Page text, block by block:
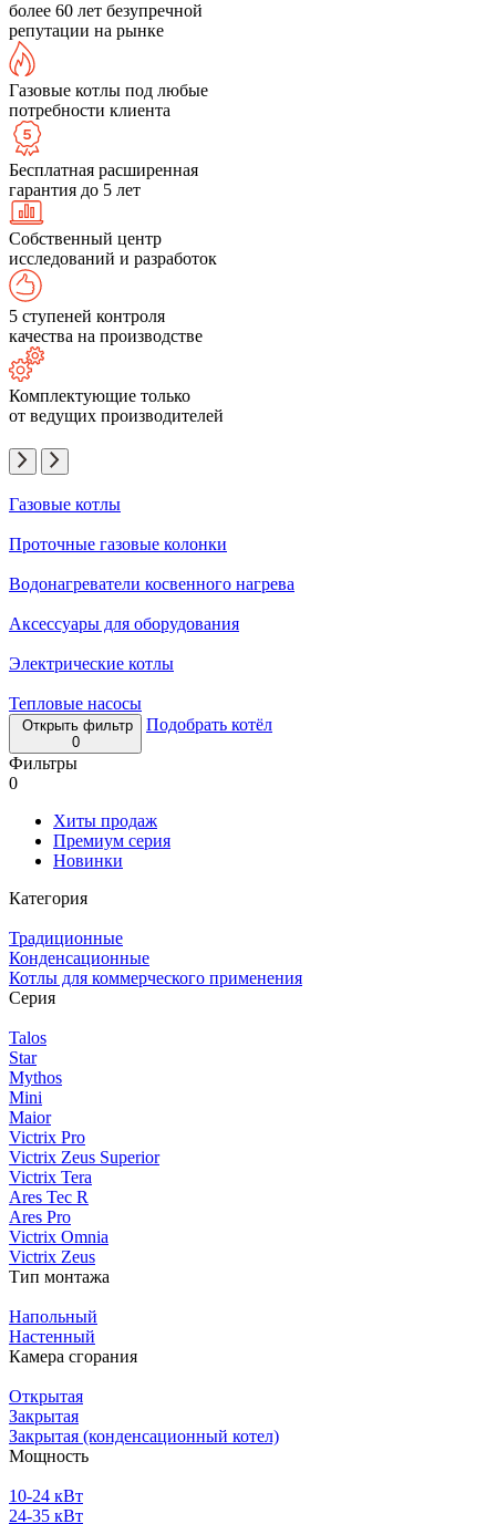
более 60 лет безупречной
репутации на рынке
Газовые котлы под любые
потребности клиента
Бесплатная расширенная
гарантия до 5 лет
Собственный центр
исследований и разработок
5 ступеней контроля
качества на производстве
Комплектующие только
от ведущих производителей
Газовые котлы
Проточные газовые колонки
Водонагреватели косвенного нагрева
Аксессуары для оборудования
Электрические котлы
Тепловые насосы
Открыть фильтр
0
Подобрать котёл
Фильтры
0
Хиты продаж
Премиум серия
Новинки
Категория
Традиционные
Конденсационные
Котлы для коммерческого применения
Серия
Talos
Star
Mythos
Mini
Maior
Victrix Pro
Victrix Zeus Superior
Victrix Tera
Ares Tec R
Ares Pro
Victrix Omnia
Victrix Zeus
Тип монтажа
Напольный
Настенный
Камера сгорания
Открытая
Закрытая
Закрытая (конденсационный котел)
Мощность
10-24 кВт
24-35 кВт